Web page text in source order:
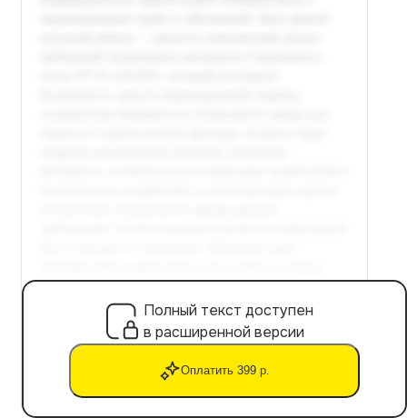
Полный текст доступен
в расширенной версии
Оплатить 399 р.